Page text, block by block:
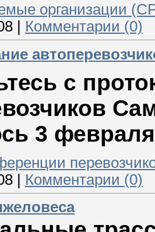
организации
Комментарии (0)
с
3
Комментарии (0)